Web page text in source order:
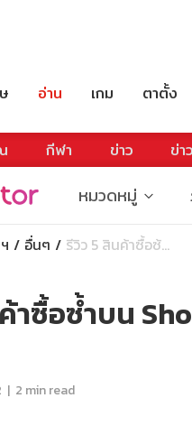
อ่าน เกม ตาตั้ง
กีฬา ข่าว ข่า
หมวดหมู่
อื่นๆ รีวิว 5 สินค้าซื้อซ้...
าซื้อซ้ำบน
| 2 min read